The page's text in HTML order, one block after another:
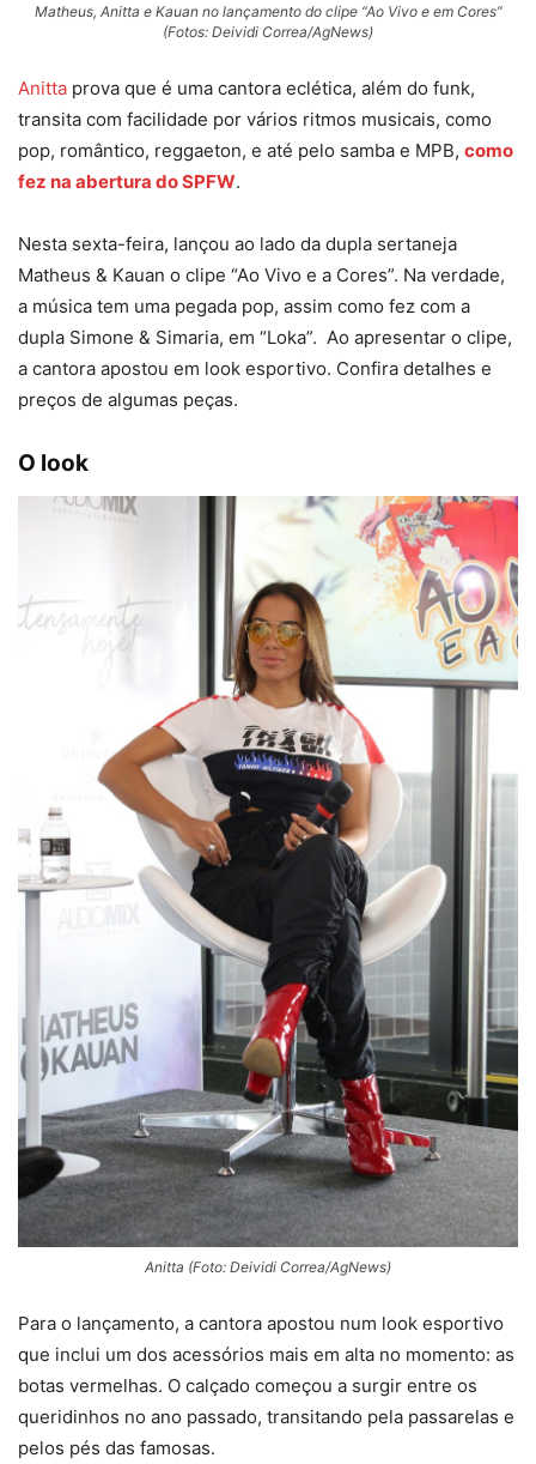
Matheus, Anitta e Kauan no lançamento do clipe “Ao Vivo e em Cores”
(Fotos: Deividi Correa/AgNews)
Anitta prova que é uma cantora eclética, além do funk,
transita com facilidade por vários ritmos musicais, como
pop, romântico, reggaeton, e até pelo samba e MPB, como
fez na abertura do SPFW.
Nesta sexta-feira, lançou ao lado da dupla sertaneja
Matheus & Kauan o clipe “Ao Vivo e a Cores”. Na verdade,
a música tem uma pegada pop, assim como fez com a
dupla Simone & Simaria, em “Loka”. Ao apresentar o clipe,
a cantora apostou em look esportivo. Confira detalhes e
preços de algumas peças.
O look
Anitta (Foto: Deividi Correa/AgNews)
Para o lançamento, a cantora apostou num look esportivo
que inclui um dos acessórios mais em alta no momento: as
botas vermelhas. O calçado começou a surgir entre os
queridinhos no ano passado, transitando pela passarelas e
pelos pés das famosas.